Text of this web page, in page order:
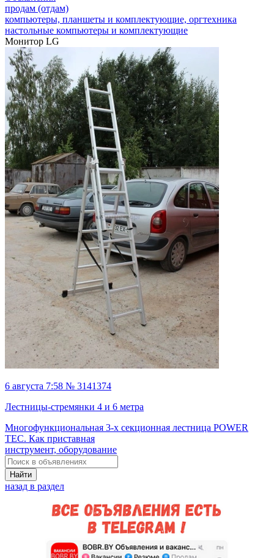
продам (отдам)
компьютеры, планшеты и комплектующие, оргтехника
настольные компьютеры и комплектующие
Монитор LG
6 августа 7:58 № 3141374
Лестницы-стремянки 4 и 6 метра
Многофункциональная 3-х секционная лестница POWER
TEC. Как приставная
инструмент, оборудование
Найти
назад в раздел